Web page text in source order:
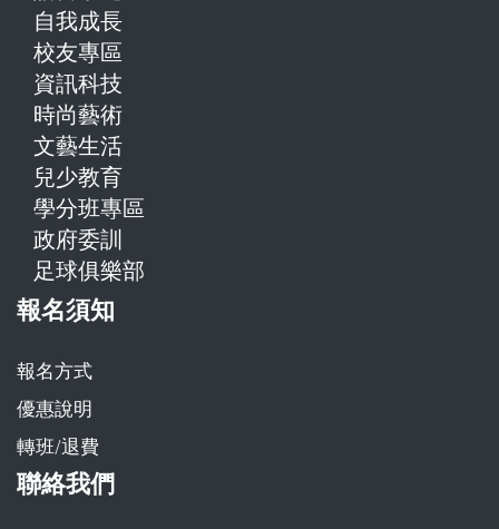
自我成長
校友專區
資訊科技
時尚藝術
文藝生活
兒少教育
學分班專區
政府委訓
足球俱樂部
報名須知
報名方式
優惠說明
轉班/退費
聯絡我們